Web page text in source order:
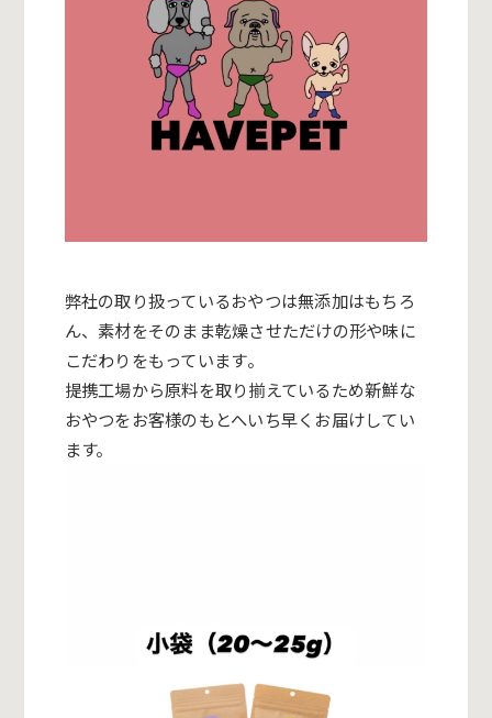
弊社の取り扱っているおやつは無添加はもちろ
ん、 素材をそのまま乾燥させただけの形や味に
こだわりをもっています。
提携工場から原料を取り揃えているため新鮮な
おやつをお客様のもとへいち早くお届けしてい
ます。